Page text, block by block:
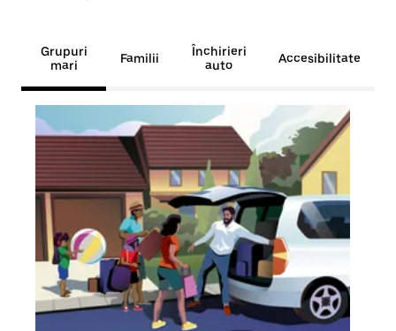
Grupuri
mari
Familii
Închirieri
auto
Accesibilitate